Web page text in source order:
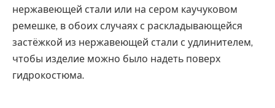
нержавеющей стали или на сером каучуковом
ремешке, в обоих случаях с раскладывающейся
застёжкой из нержавеющей стали с удлинителем,
чтобы изделие можно было надеть поверх
гидрокостюма.